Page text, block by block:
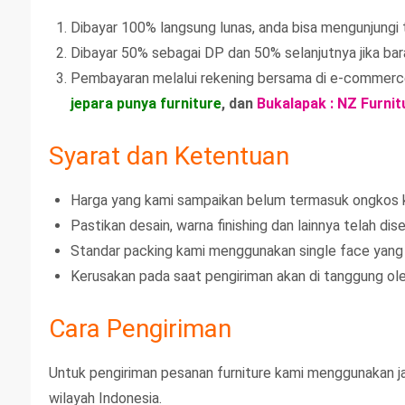
Dibayar 100% langsung lunas, anda bisa
Dibayar 50% sebagai DP dan 50% selanjutnya jika
Pembayaran melalui rekening bersama di e-
jepara punya furniture, dan Bukalapak : NZ
Syarat dan Ketentuan
Harga yang kami sampaikan belum termasuk ongkos
Pastikan desain, warna finishing dan lainnya telah
Standar packing kami menggunakan single face
Kerusakan pada saat pengiriman akan di tanggung
Cara Pengiriman
Untuk pengiriman pesanan furniture kami menggunakan
wilayah Indonesia.